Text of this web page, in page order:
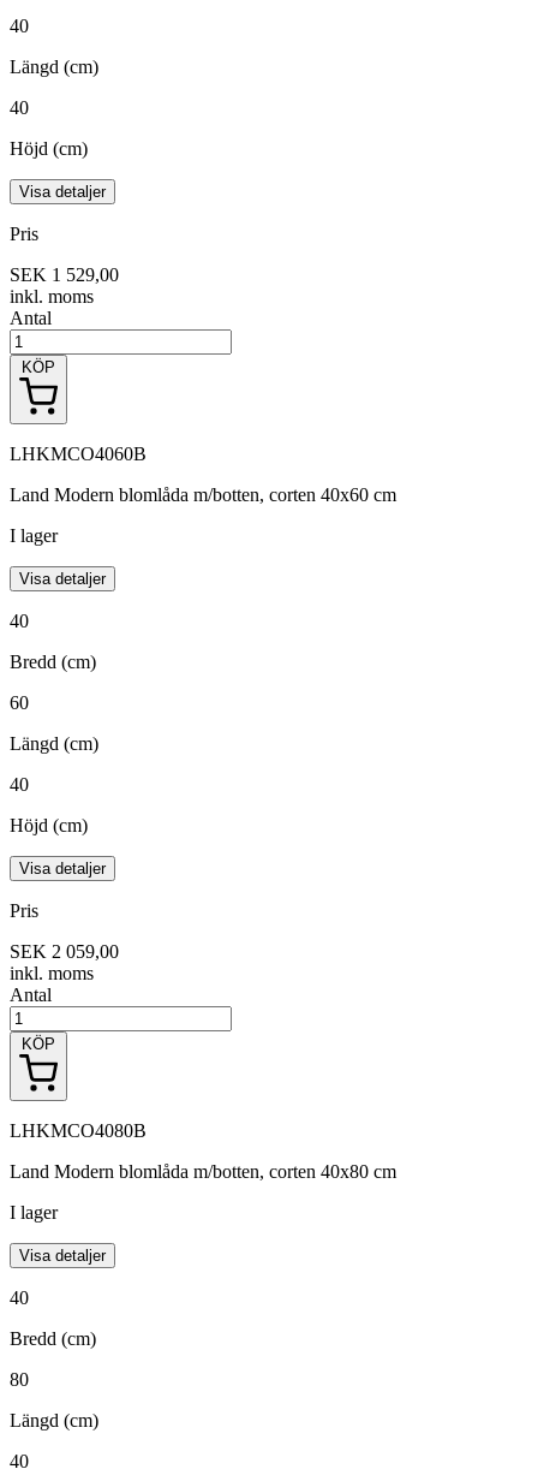
40
Längd (cm)
40
Höjd (cm)
Visa detaljer
Pris
SEK 1 529,00
inkl. moms
Antal
KÖP
LHKMCO4060B
Land Modern blomlåda m/botten, corten 40x60 cm
I lager
Visa detaljer
40
Bredd (cm)
60
Längd (cm)
40
Höjd (cm)
Visa detaljer
Pris
SEK 2 059,00
inkl. moms
Antal
KÖP
LHKMCO4080B
Land Modern blomlåda m/botten, corten 40x80 cm
I lager
Visa detaljer
40
Bredd (cm)
80
Längd (cm)
40